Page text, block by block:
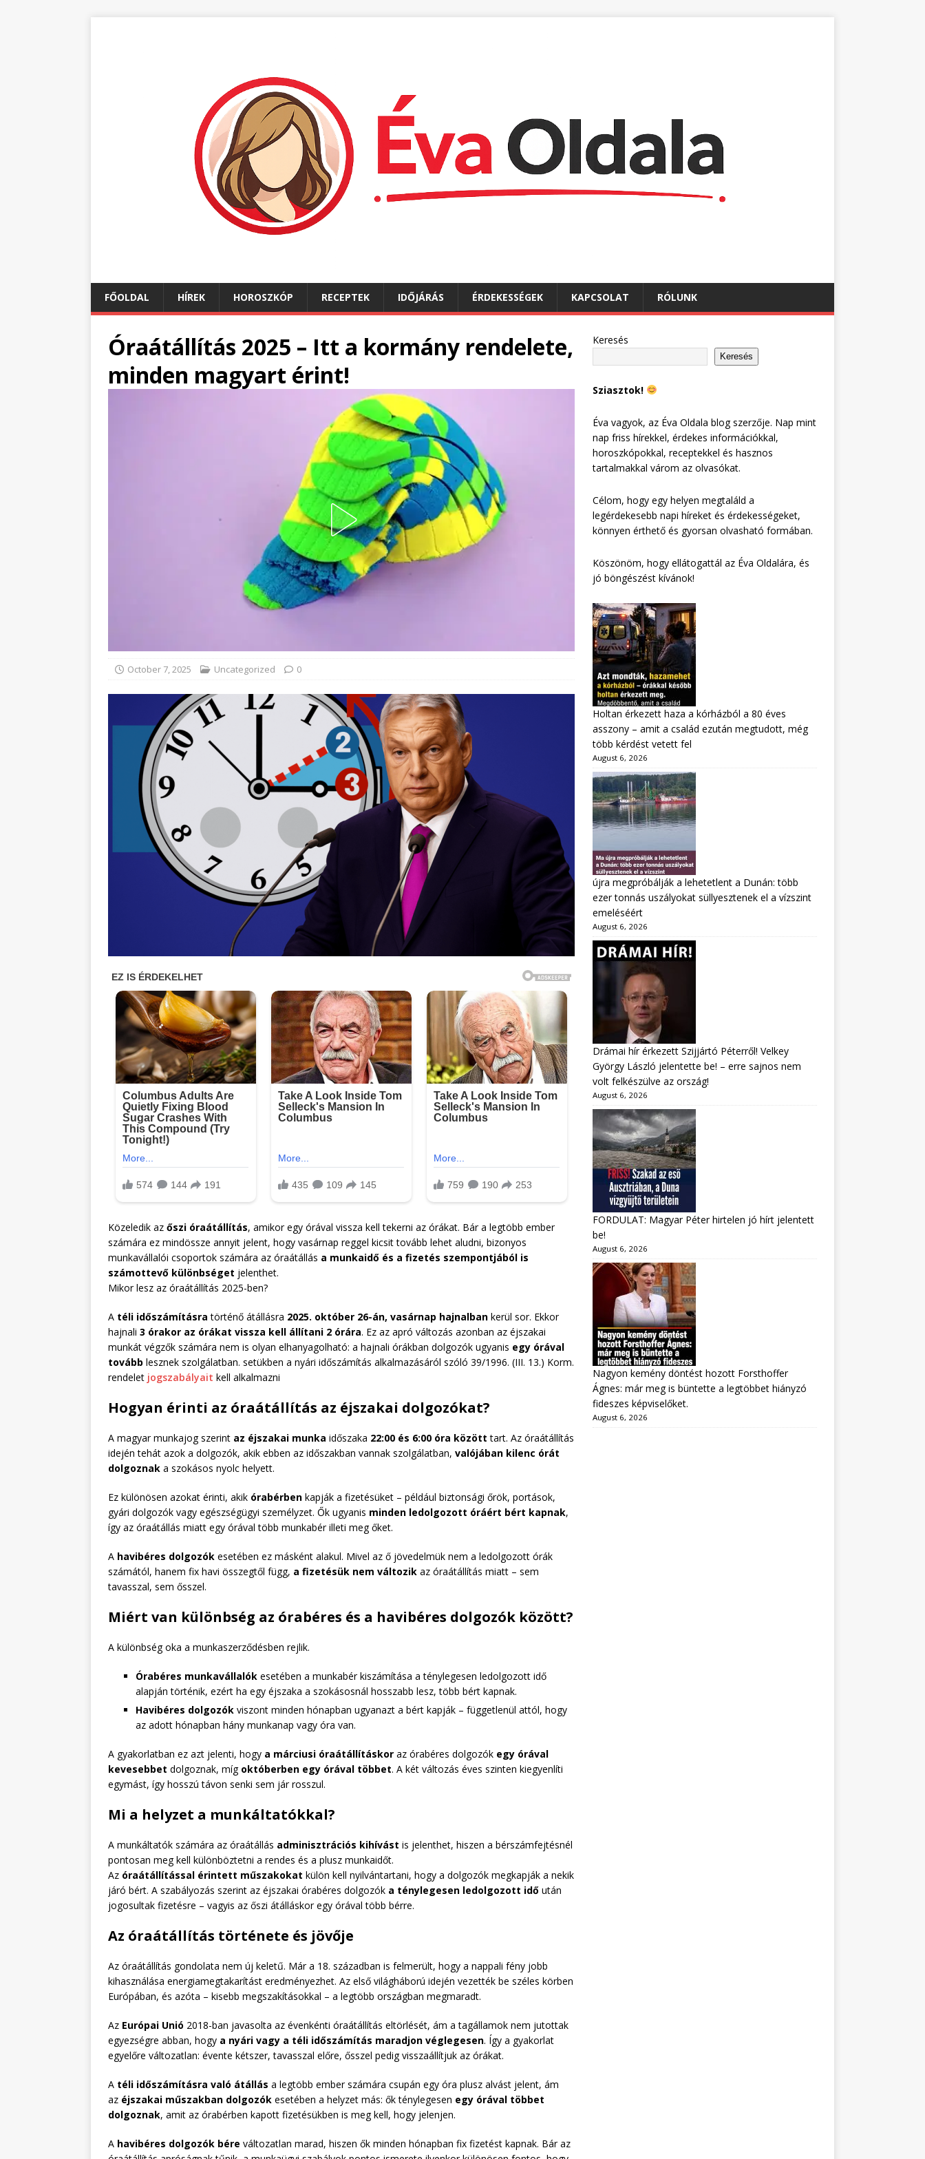
FŐOLDAL HÍREK HOROSZKÓP RECEPTEK IDŐJÁRÁS ÉRDEKESSÉGEK KAPCSOLAT RÓLUNK
Óraátállítás 2025 – Itt a kormány rendelete,
minden magyart érint!
October 7, 2025 Uncategorized 0
Közeledik az őszi óraátállítás, amikor egy órával vissza kell tekerni az órákat. Bár a legtöbb ember
számára ez mindössze annyit jelent, hogy vasárnap reggel kicsit tovább lehet aludni, bizonyos
munkavállalói csoportok számára az óraátállás a munkaidő és a fizetés szempontjából is
számottevő különbséget jelenthet.
Mikor lesz az óraátállítás 2025-ben?
A téli időszámításra történő átállásra 2025. október 26-án, vasárnap hajnalban kerül sor. Ekkor
hajnali 3 órakor az órákat vissza kell állítani 2 órára. Ez az apró változás azonban az éjszakai
munkát végzők számára nem is olyan elhanyagolható: a hajnali órákban dolgozók ugyanis egy órával
tovább lesznek szolgálatban. setükben a nyári időszámítás alkalmazásáról szóló 39/1996. (III. 13.) Korm.
rendelet jogszabályait kell alkalmazni
Hogyan érinti az óraátállítás az éjszakai dolgozókat?
A magyar munkajog szerint az éjszakai munka időszaka 22:00 és 6:00 óra között tart. Az óraátállítás
idején tehát azok a dolgozók, akik ebben az időszakban vannak szolgálatban, valójában kilenc órát
dolgoznak a szokásos nyolc helyett.
Ez különösen azokat érinti, akik órabérben kapják a fizetésüket – például biztonsági őrök, portások,
gyári dolgozók vagy egészségügyi személyzet. Ők ugyanis minden ledolgozott óráért bért kapnak,
így az óraátállás miatt egy órával több munkabér illeti meg őket.
A havibéres dolgozók esetében ez másként alakul. Mivel az ő jövedelmük nem a ledolgozott órák
számától, hanem fix havi összegtől függ, a fizetésük nem változik az óraátállítás miatt – sem
tavasszal, sem ősszel.
Miért van különbség az órabéres és a havibéres dolgozók között?
A különbség oka a munkaszerződésben rejlik.
Órabéres munkavállalók esetében a munkabér kiszámítása a ténylegesen ledolgozott idő
alapján történik, ezért ha egy éjszaka a szokásosnál hosszabb lesz, több bért kapnak.
Havibéres dolgozók viszont minden hónapban ugyanazt a bért kapják – függetlenül attól, hogy
az adott hónapban hány munkanap vagy óra van.
A gyakorlatban ez azt jelenti, hogy a márciusi óraátállításkor az órabéres dolgozók egy órával
kevesebbet dolgoznak, míg októberben egy órával többet. A két változás éves szinten kiegyenlíti
egymást, így hosszú távon senki sem jár rosszul.
Mi a helyzet a munkáltatókkal?
A munkáltatók számára az óraátállás adminisztrációs kihívást is jelenthet, hiszen a bérszámfejtésnél
pontosan meg kell különböztetni a rendes és a plusz munkaidőt.
Az óraátállítással érintett műszakokat külön kell nyilvántartani, hogy a dolgozók megkapják a nekik
járó bért. A szabályozás szerint az éjszakai órabéres dolgozók a ténylegesen ledolgozott idő után
jogosultak fizetésre – vagyis az őszi átálláskor egy órával több bérre.
Az óraátállítás története és jövője
Az óraátállítás gondolata nem új keletű. Már a 18. században is felmerült, hogy a nappali fény jobb
kihasználása energiamegtakarítást eredményezhet. Az első világháború idején vezették be széles körben
Európában, és azóta – kisebb megszakításokkal – a legtöbb országban megmaradt.
Az Európai Unió 2018-ban javasolta az évenkénti óraátállítás eltörlését, ám a tagállamok nem jutottak
egyezségre abban, hogy a nyári vagy a téli időszámítás maradjon véglegesen. Így a gyakorlat
egyelőre változatlan: évente kétszer, tavasszal előre, ősszel pedig visszaállítjuk az órákat.
A téli időszámításra való átállás a legtöbb ember számára csupán egy óra plusz alvást jelent, ám
az éjszakai műszakban dolgozók esetében a helyzet más: ők ténylegesen egy órával többet
dolgoznak, amit az órabérben kapott fizetésükben is meg kell, hogy jelenjen.
A havibéres dolgozók bére változatlan marad, hiszen ők minden hónapban fix fizetést kapnak. Bár az
Keresés
Keresés
Sziasztok!
Éva vagyok, az Éva Oldala blog szerzője. Nap mint
nap friss hírekkel, érdekes információkkal,
horoszkópokkal, receptekkel és hasznos
tartalmakkal várom az olvasókat.
Célom, hogy egy helyen megtaláld a
legérdekesebb napi híreket és érdekességeket,
könnyen érthető és gyorsan olvasható formában.
Köszönöm, hogy ellátogattál az Éva Oldalára, és
jó böngészést kívánok!
Holtan érkezett haza a kórházból a 80 éves
asszony – amit a család ezután megtudott, még
több kérdést vetett fel
August 6, 2026
újra megpróbálják a lehetetlent a Dunán: több
ezer tonnás uszályokat süllyesztenek el a vízszint
emeléséért
August 6, 2026
Drámai hír érkezett Szijjártó Péterről! Velkey
György László jelentette be! – erre sajnos nem
volt felkészülve az ország!
August 6, 2026
FORDULAT: Magyar Péter hirtelen jó hírt jelentett
be!
August 6, 2026
Nagyon kemény döntést hozott Forsthoffer
Ágnes: már meg is büntette a legtöbbet hiányzó
fideszes képviselőket.
August 6, 2026